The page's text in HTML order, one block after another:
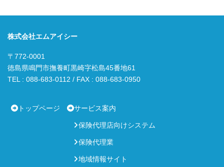
株式会社エムアイシー
〒772-0001
徳島県鳴門市撫養町黒崎字松島45番地61
TEL : 088-683-0112 / FAX : 088-683-0950
トップページ サービス案内
保険代理店向けシステム
保険代理業
地域情報サイト